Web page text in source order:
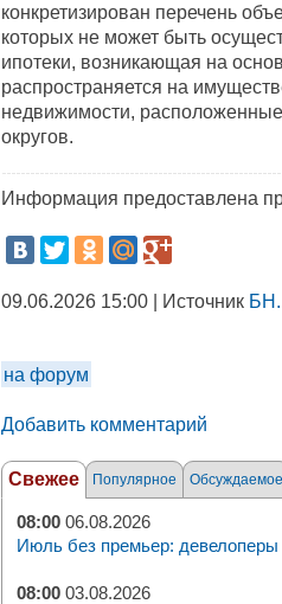
конкретизирован перечень
которых не может быть
ипотеки, возникающая на
распространяется на
недвижимости,
округов.
Информация предоставлена
09.06.2026 15:00 | Источник
на форум
Добавить комментарий
Свежее Популярное Обсуждаемое
08:00 06.08.2026
Июль без премьер: девелоперы
08:00 03.08.2026